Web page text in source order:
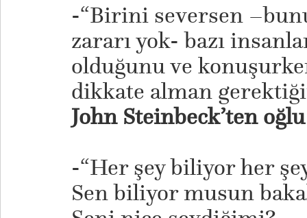
-“Birini seversen
zararı yok- bazı
olduğunu ve
dikkate alman
John Steinbeck’ten
-“Her şey biliyor her
Sen biliyor musun